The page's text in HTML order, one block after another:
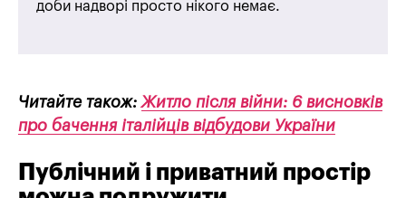
доби надворі просто нікого немає.
Читайте також:Житло після війни: 6 висновків
про бачення італійців відбудови України
Публічний і приватний простір